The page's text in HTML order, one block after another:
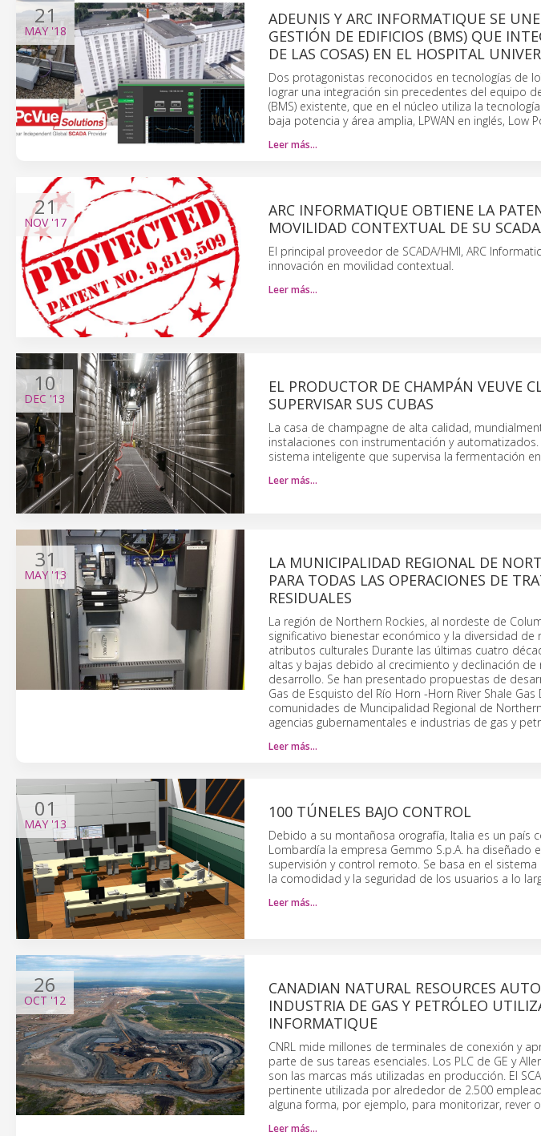
21
MAY'18
ADEUNIS Y ARC INFORMATIQUE SE
GESTIÓN DE EDIFICIOS (BMS) QUE
DE LAS COSAS) EN EL HOSPITAL
Dos protagonistas reconocidos en tecnologías de
lograr una integración sin precedentes del equipo
(BMS) existente, que en el núcleo utiliza la
baja potencia y área amplia, LPWAN en inglés, Low
Leer más…
21
NOV'17
ARC INFORMATIQUE OBTIENE LA
MOVILIDAD CONTEXTUAL DE SU
El principal proveedor de SCADA/HMI, ARC
innovación en movilidad contextual.
Leer más…
10
DEC '13
EL PRODUCTOR DE CHAMPÁN VEUVE
SUPERVISAR SUS CUBAS
La casa de champagne de alta calidad,
instalaciones con instrumentación y
sistema inteligente que supervisa la fermentación
Leer más…
31
MAY '13
LA MUNICIPALIDAD REGIONAL DE
PARA TODAS LAS OPERACIONES DE
RESIDUALES
La región de Northern Rockies, al nordeste de
significativo bienestar económico y la diversidad
atributos culturales Durante las últimas cuatro
altas y bajas debido al crecimiento y declinación
desarrollo. Se han presentado propuestas de
Gas de Esquisto del Río Horn -Horn River Shale
comunidades de Muncipalidad Regional de
agencias gubernamentales e industrias de gas y
Leer más…
01
MAY '13
100 TÚNELES BAJO CONTROL
Debido a su montañosa orografía, Italia es un país
Lombardía la empresa Gemmo S.p.A. ha diseñado
supervisión y control remoto. Se basa en el sistema
la comodidad y la seguridad de los usuarios a lo
Leer más…
26
OCT '12
CANADIAN NATURAL RESOURCES
INDUSTRIA DE GAS Y PETRÓLEO
INFORMATIQUE
CNRL mide millones de terminales de conexión y
parte de sus tareas esenciales. Los PLC de GE y
son las marcas más utilizadas en producción. El
pertinente utilizada por alrededor de 2.500
alguna forma, por ejemplo, para monitorizar, rever
Leer más…